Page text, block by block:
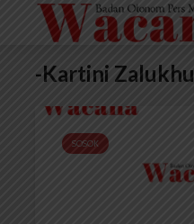
-Kartini Zalukhu
SOSOK